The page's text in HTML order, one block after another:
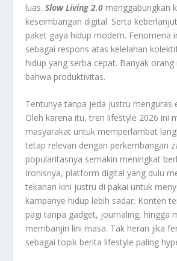
luas.Slow Living 2.0 menggabungkan
keseimbangan digital. Serta
paket gaya hidup modern. Fenomena
sebagai respons atas kelelahan
hidup yang serba cepat. Banyak
bahwa produktivitas.
Tentunya tanpa jeda justru menguras
Oleh karena itu, tren lifestyle 2026 ini
masyarakat untuk memperlambat
tetap relevan dengan perkembangan
popularitasnya semakin meningkat
Ironisnya, platform digital yang dulu
tekanan kini justru di pakai untuk
kampanye hidup lebih sadar. Konten
pagi tanpa gadget, journaling, hingga
membanjiri lini masa. Tak heran jika
sebagai topik berita lifestyle paling